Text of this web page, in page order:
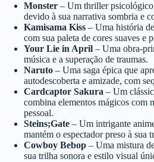
Monster – Um thriller psicológico
devido à sua narrativa sombria e
Kamisama Kiss – Uma história
com sua paleta de cores suaves e
Your Lie in April – Uma obra-
música e a superação de traumas.
Naruto – Uma saga épica que
autodescoberta e amizade, com
Cardcaptor Sakura – Um
combina elementos mágicos com
pessoal.
Steins;Gate – Um intrigante
mantém o espectador preso à sua
Cowboy Bebop – Uma mistura
sua trilha sonora e estilo visual